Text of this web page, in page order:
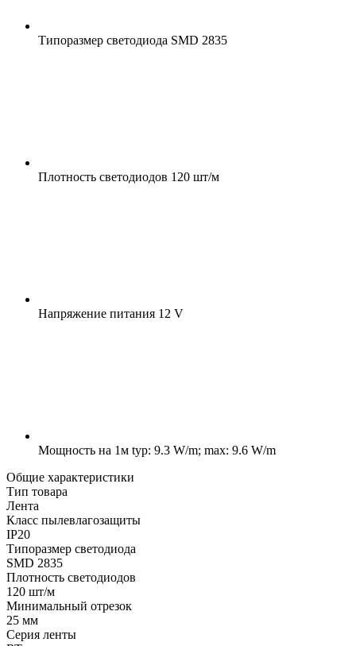
Типоразмер светодиода SMD 2835
Плотность светодиодов 120 шт/м
Напряжение питания 12 V
Мощность на 1м typ: 9.3 W/m; max: 9.6 W/m
Общие характеристики
Тип товара
Лента
Класс пылевлагозащиты
IP20
Типоразмер светодиода
SMD 2835
Плотность светодиодов
120 шт/м
Минимальный отрезок
25 мм
Серия ленты